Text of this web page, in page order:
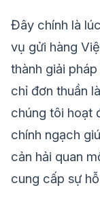
Đây chính là
vụ gửi hàng
thành giải
chỉ đơn thuần
chúng tôi hoạt
chính ngạch
cản hải quan
cung cấp sự